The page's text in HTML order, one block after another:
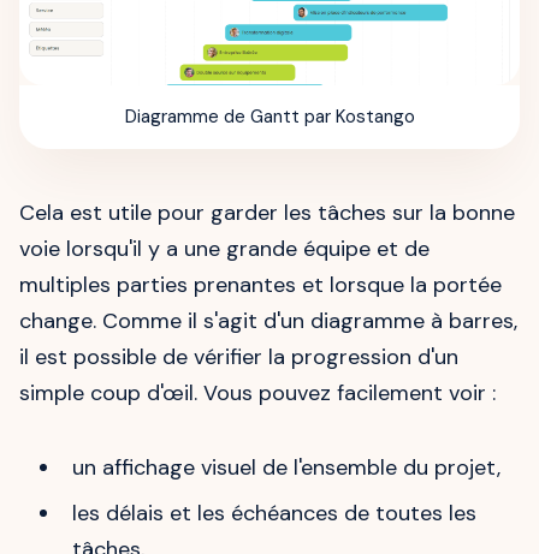
Diagramme de Gantt par Kostango
Cela est utile pour garder les tâches sur la bonne
voie lorsqu'il y a une grande équipe et de
multiples parties prenantes et lorsque la portée
change. Comme il s'agit d'un diagramme à barres,
il est possible de vérifier la progression d'un
simple coup d'œil. Vous pouvez facilement voir :
un affichage visuel de l'ensemble du projet,
les délais et les échéances de toutes les